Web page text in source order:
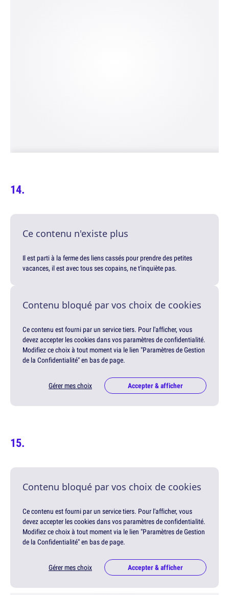
Ce contenu n'existe plus
Il est parti à la ferme des liens cassés pour prendre des petites
vacances, il est avec tous ses copains, ne t'inquiète pas.
Contenu bloqué par vos choix de cookies
Ce contenu est fourni par un service tiers. Pour l'afficher, vous
devez accepter les cookies dans vos paramètres de confidentialité.
Modifiez ce choix à tout moment via le lien "Paramètres de Gestion
de la Confidentialité" en bas de page.
Gérer mes choix Accepter & afficher
Contenu bloqué par vos choix de cookies
Ce contenu est fourni par un service tiers. Pour l'afficher, vous
devez accepter les cookies dans vos paramètres de confidentialité.
Modifiez ce choix à tout moment via le lien "Paramètres de Gestion
de la Confidentialité" en bas de page.
Gérer mes choix Accepter & afficher